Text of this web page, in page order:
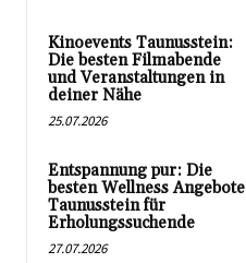
Kinoevents Taunusstein:
Die besten Filmabende
und Veranstaltungen in
deiner Nähe
25.07.2026
Entspannung pur: Die
besten Wellness Angebote
Taunusstein für
Erholungssuchende
27.07.2026